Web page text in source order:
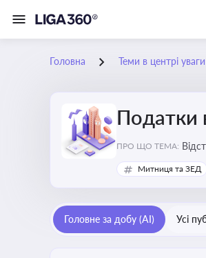
Головна Теми в центрі уваги
Податки
ПРО ЩО ТЕМА:
Митниця та ЗЕД
Головне за добу (AI) Усі